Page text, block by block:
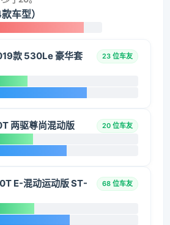
车型）
款 530Le 豪华套
23 位车友
两驱尊尚混动版 20 位车友
E-混动运动版 ST-
68 位车友